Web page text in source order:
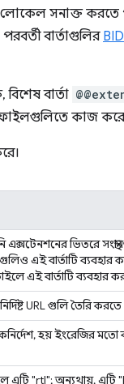
লোকেল সনাক্ত করতে
বার্তাগুলির
বার্তা
ফাইলগুলিতে কাজ করে
ভিতরে
এই বার্তাটি ব্যবহার
এই বার্তাটি ব্যবহার
URL গুলি তৈরি করতে
হয় ইংরেজির
এটি "rtl"; অন্যথায়, এটি